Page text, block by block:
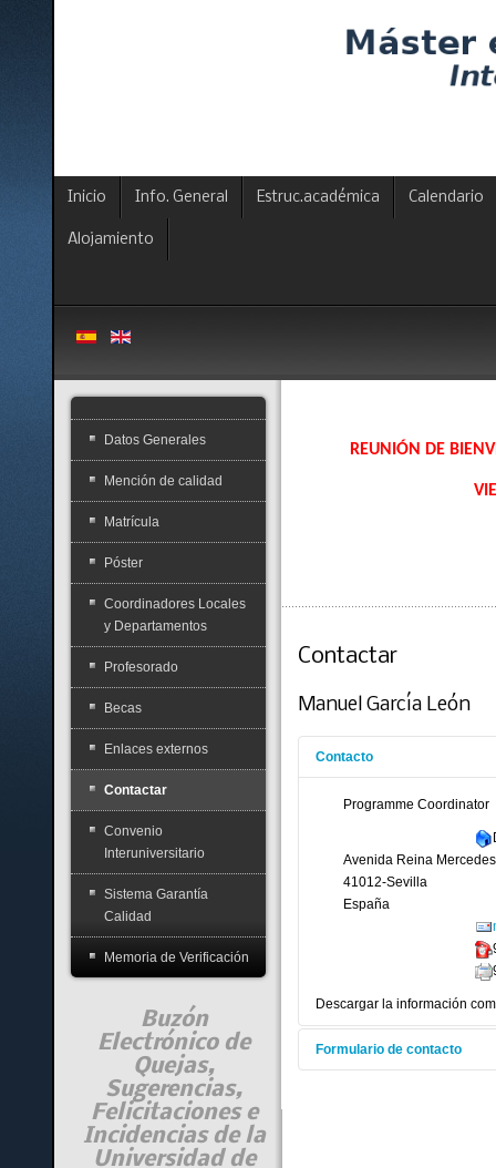
Inicio Info. General Estruc.académica Calendario
Alojamiento
REUNIÓN DE
Contactar
Manuel García León
Contacto
Programme Coordinator
Avenida Reina
41012-Sevilla
España
Descargar la información
Formulario de contacto
Datos Generales
Mención de calidad
Matrícula
Póster
Coordinadores Locales
y Departamentos
Profesorado
Becas
Enlaces externos
Contactar
Convenio
Interuniversitario
Sistema Garantía
Calidad
Memoria de Verificación
Buzón
Electrónico de
Quejas,
Sugerencias,
Felicitaciones e
Incidencias de la
Universidad de